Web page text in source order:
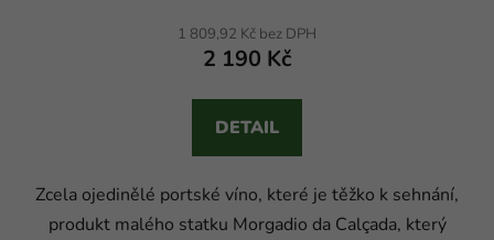
1 809,92 Kč bez DPH
2 190 Kč
DETAIL
Zcela ojedinělé portské víno, které je těžko k sehnání,
produkt malého statku Morgadio da Calçada, který